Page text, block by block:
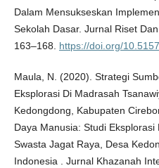
Dalam Mensukseskan
Sekolah Dasar. Jurnal Riset
163–168. https://doi.org/
Maula, N. (2020). Strategi
Eksplorasi Di Madrasah
Kedongdong, Kabupaten
Daya Manusia: Studi Eksplorasi
Swasta Jagat Raya, Desa
Indonesia . Jurnal Khazanah